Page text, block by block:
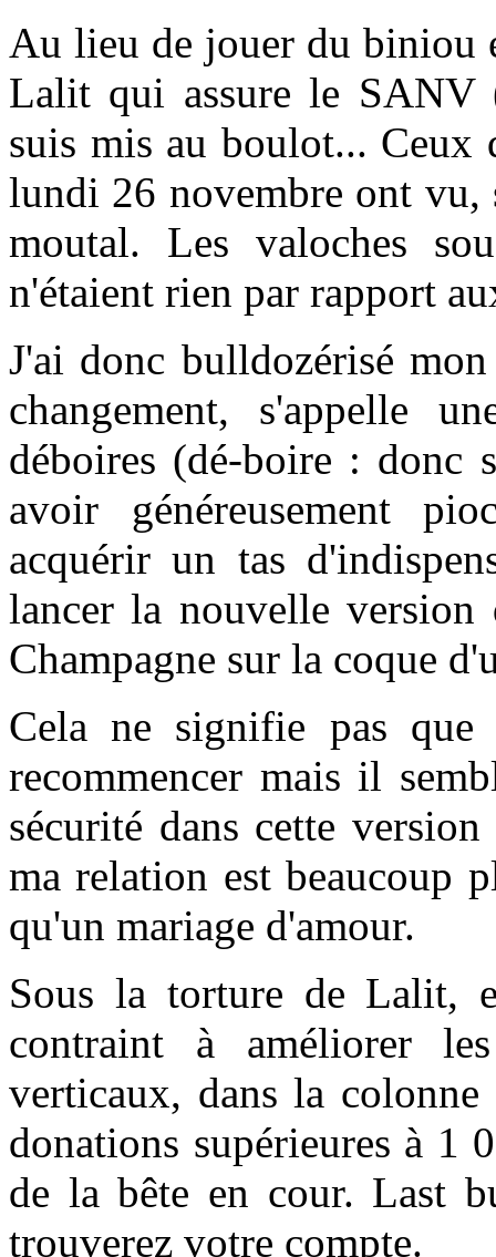
Au lieu de jouer du biniou
Lalit qui assure le SANV
suis mis au boulot... Ceux
lundi 26 novembre ont vu,
moutal. Les valoches
n'étaient rien par rapport
J'ai donc bulldozérisé
changement, s'appelle
déboires (dé-boire : donc
avoir généreusement
acquérir un tas
lancer la nouvelle
Champagne sur la coque
Cela ne signifie pas que
recommencer mais il
sécurité dans cette
ma relation est beaucoup
qu'un mariage d'amour.
Sous la torture de Lalit,
contraint à améliorer
verticaux, dans la colonne
donations supérieures à 1
de la bête en cour. Last
trouverez votre compte.